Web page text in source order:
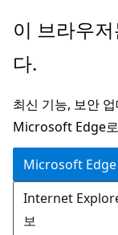
주
콘
츠
로
건
너
뛰
기
이 브라우
다.
최신 기능, 보안
Microsoft Edge
Microsoft Edge
Internet
보